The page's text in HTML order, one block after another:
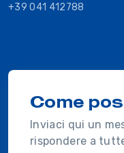
+39 041 412788
Come
Inviaci qui un
rispondere a